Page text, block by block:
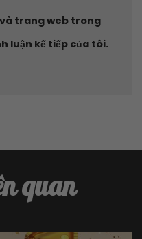
trang web trong
luận kế tiếp của tôi.
quan